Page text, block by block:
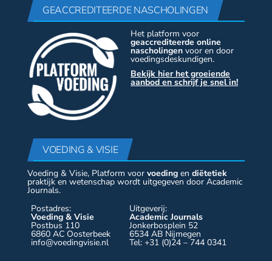
GEACCREDITEERDE NASCHOLINGEN
Het platform voor
geaccrediteerde online
nascholingen voor en door
voedingsdeskundigen.
Bekijk hier het groeiende
aanbod en schrijf je snel in!
VOEDING & VISIE
Voeding & Visie, Platform voor voeding en diëtetiek
praktijk en wetenschap wordt uitgegeven door Academic
Journals.
Postadres:
Voeding & Visie
Postbus 110
6860 AC Oosterbeek
info@voedingvisie.nl
Uitgeverij:
Academic Journals
Jonkerbosplein 52
6534 AB Nijmegen
Tel: +31 (0)24 – 744 0341